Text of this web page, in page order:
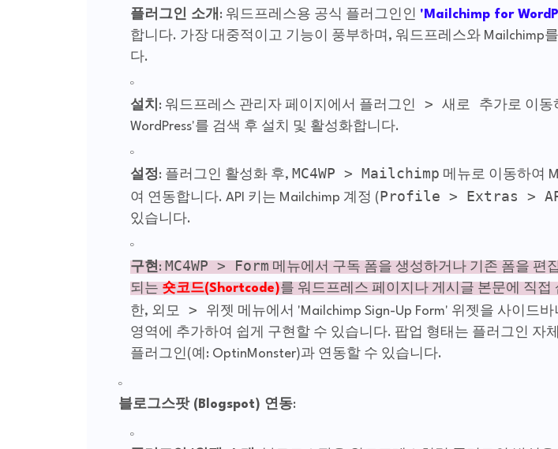
플러그인 소개 : 워드프레스용 공식 플러그인인 'Mailchimp for
합니다. 가장 대중적이고 기능이 풍부하며, 워드프레스와 Mailchimp
다.
설치 : 워드프레스 관리자 페이지에서 플러그인 > 새로 추가로 이동
WordPress'를 검색 후 설치 및 활성화합니다.
설정: 플러그인 활성화 후, MC4WP > Mailchimp 메뉴로 이동하여
여 연동합니다. API 키는 Mailchimp 계정 (Profile > Extras >
있습니다.
구현: MC4WP > Form 메뉴에서 구독 폼을 생성하거나 기존 폼을 편
되는 숏코드(Shortcode)를 워드프레스 페이지나 게시글 본문에 직접
한, 외모 > 위젯 메뉴에서 'Mailchimp Sign-Up Form' 위젯을 사이드
영역에 추가하여 쉽게 구현할 수 있습니다. 팝업 형태는 플러그인 자
플러그인(예: OptinMonster)과 연동할 수 있습니다.
블로그스팟 (Blogspot) 연동: